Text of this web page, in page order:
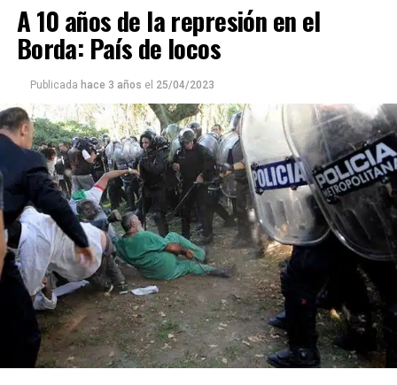
A 10 años de la represión en el
Borda: País de locos
Publicada hace 3 años el 25/04/2023